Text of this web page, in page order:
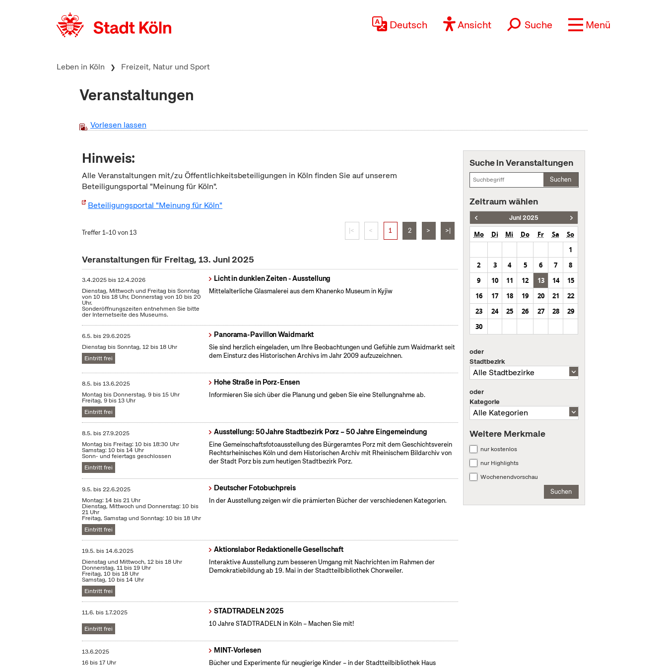
Deutsch Ansicht Suche Menü
Leben in Köln Freizeit, Natur und Sport
Veranstaltungen
Vorlesen lassen
Hinweis:
Alle Veranstaltungen mit/zu Öffentlichkeitsbeteiligungen in Köln finden Sie auf unserem
Beteiligungsportal "Meinung für Köln".
Beteiligungsportal "Meinung für Köln"
Treffer 1–10 von 13 |< < 1 2 > >|
Veranstaltungen für Freitag, 13. Juni 2025
3.4.2025 bis12.4.2026
Dienstag, Mittwoch und Freitag bis Sonntag
von 10 bis 18 Uhr, Donnerstag von 10 bis 20
Uhr.
Sonderöffnungszeiten entnehmen Sie bitte
der Internetseite des Museums.
Licht in dunklen Zeiten - Ausstellung
Mittelalterliche Glasmalerei aus dem Khanenko Museum in Kyjiw
6.5. bis29.6.2025
Dienstag bis Sonntag, 12 bis 18 Uhr
Eintritt frei
Panorama-Pavillon Waidmarkt
Sie sind herzlich eingeladen, um Ihre Beobachtungen und Gefühle zum Waidmarkt seit
dem Einsturz des Historischen Archivs im Jahr 2009 aufzuzeichnen.
8.5. bis13.6.2025
Montag bis Donnerstag, 9 bis 15 Uhr
Freitag, 9 bis 13 Uhr
Eintritt frei
Hohe Straße in Porz-Ensen
Informieren Sie sich über die Planung und geben Sie eine Stellungnahme ab.
8.5. bis27.9.2025
Montag bis Freitag: 10 bis 18:30 Uhr
Samstag: 10 bis 14 Uhr
Sonn- und feiertags geschlossen
Eintritt frei
Ausstellung: 50 Jahre Stadtbezirk Porz – 50 Jahre Eingemeindung
Eine Gemeinschaftsfotoausstellung des Bürgeramtes Porz mit dem Geschichtsverein
Rechtsrheinisches Köln und dem Historischen Archiv mit Rheinischem Bildarchiv von
der Stadt Porz bis zum heutigen Stadtbezirk Porz.
9.5. bis22.6.2025
Montag: 14 bis 21 Uhr
Dienstag, Mittwoch und Donnerstag: 10 bis
21 Uhr
Freitag, Samstag und Sonntag: 10 bis 18 Uhr
Eintritt frei
Deutscher Fotobuchpreis
In der Ausstellung zeigen wir die prämierten Bücher der verschiedenen Kategorien.
19.5. bis14.6.2025
Dienstag und Mittwoch, 12 bis 18 Uhr
Donnerstag, 11 bis 19 Uhr
Freitag, 10 bis 18 Uhr
Samstag, 10 bis 14 Uhr
Eintritt frei
Aktionslabor Redaktionelle Gesellschaft
Interaktive Ausstellung zum besseren Umgang mit Nachrichten im Rahmen der
Demokratiebildung ab 19. Mai in der Stadtteilbibliothek Chorweiler.
11.6. bis1.7.2025
Eintritt frei
STADTRADELN 2025
10 Jahre STADTRADELN in Köln – Machen Sie mit!
13.6.2025
16 bis 17 Uhr
MINT-Vorlesen
Bücher und Experimente für neugierige Kinder – in der Stadtteilbibliothek Haus
Suche in Veranstaltungen
Suchen
Zeitraum wählen
Juni 2025
Mo Di Mi Do Fr Sa
So
1
2
3 4 5 6 7
8
9
10 11 12 13 14
15
16
17 18 19 20 21
22
23
24 25 26 27 28
29
30
oder
Stadtbezirk
oder
Kategorie
Weitere Merkmale
nur kostenlos
nur Highlights
Wochenendvorschau
Suchen